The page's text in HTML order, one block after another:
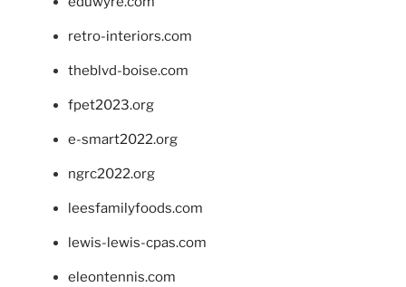
retro-interiors.com
theblvd-boise.com
fpet2023.org
e-smart2022.org
ngrc2022.org
leesfamilyfoods.com
lewis-lewis-cpas.com
eleontennis.com